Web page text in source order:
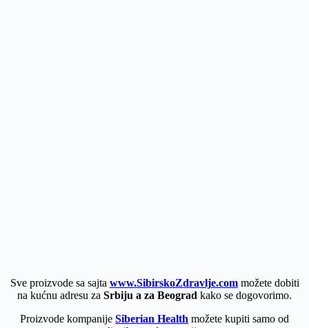
Sve proizvode sa sajta www.SibirskoZdravlje.commožete dobiti
na kućnu adresu za Srbiju a za Beograd kako se dogovorimo.
Proizvode kompanije Siberian Health možete kupiti samo od